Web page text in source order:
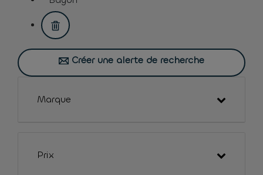
assistive.text.remove.filter.button
Créer une alerte de recherche
Marque
Prix